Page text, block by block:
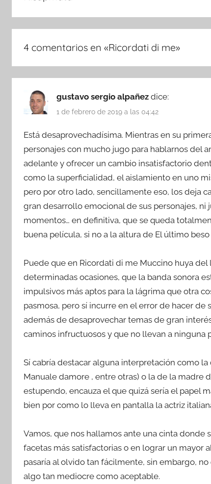
4 comentarios en «Ricordati di me»
gustavo sergio alpañez dice:
1 de febrero de 2019 a las 04:42
Está desaprovechadísima. Mientras en su
personajes con mucho jugo para hablarnos del
adelante y ofrecer un cambio insatisfactorio
como la superficialidad, el aislamiento en uno
pero por otro lado, sencillamente eso, los deja
gran desarrollo emocional de sus personajes,
momentos… en definitiva, que se queda
buena película, si no a la altura de El último
Puede que en Ricordati di me Muccino huya
determinadas ocasiones, que la banda sonora
impulsivos más aptos para la lágrima que otra
pasmosa, pero sí incurre en el error de hacer
además de desaprovechar temas de gran
caminos infructuosos y que no llevan a ninguna
Sí cabría destacar alguna interpretación como
Manuale damore , entre otras) o la de la madre
estupendo, encauza el que quizá sería el papel
bien por como lo lleva en pantalla la actriz
Vamos, que nos hallamos ante una cinta donde
facetas más satisfactorias o en lograr un mayor
pasaría al olvido tan fácilmente, sin embargo,
algo tan mediocre como aceptable.